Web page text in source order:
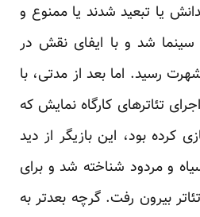
یا تبعید شدند یا ممنوع و
سینما شد و با ایفای نقش در
رسید. اما بعد از مدتی، با
تئاترهای کارگاه نمایش که
کرده بود، این بازیگر از دید
و مردود شناخته شد و برای
بیرون رفت. گرچه بعدتر به